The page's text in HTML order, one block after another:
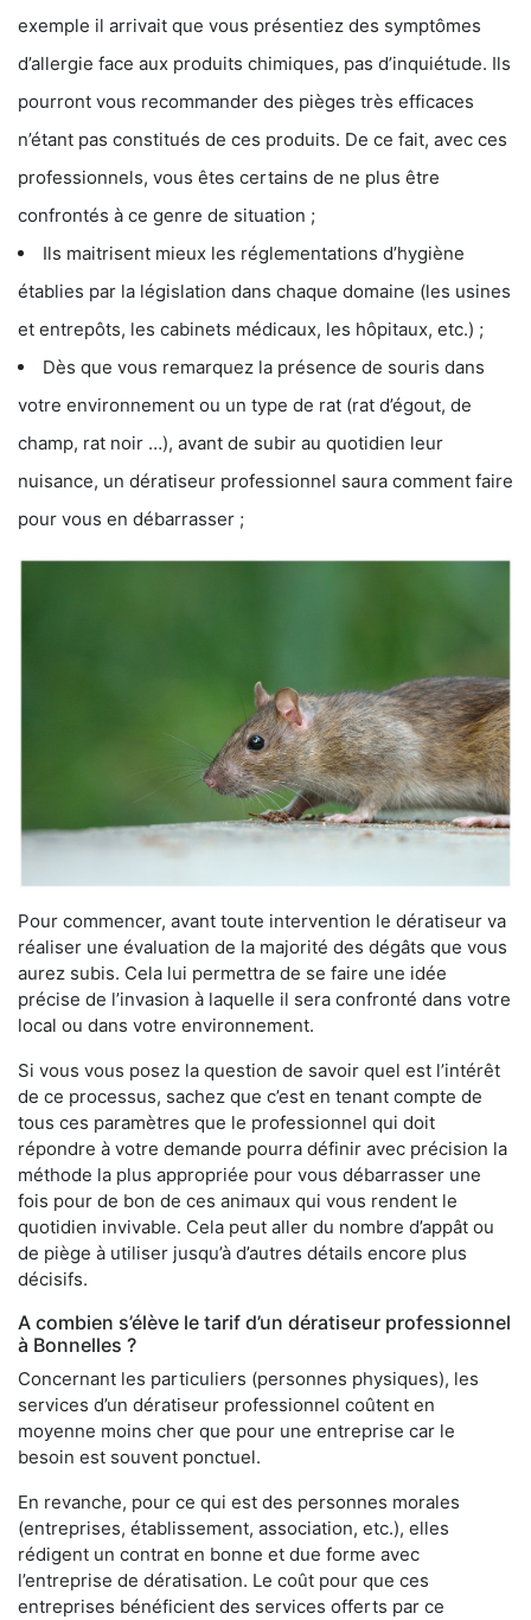
exemple il arrivait que vous présentiez des symptômes
d’allergie face aux produits chimiques, pas d’inquiétude. Ils
pourront vous recommander des pièges très efficaces
n’étant pas constitués de ces produits. De ce fait, avec ces
professionnels, vous êtes certains de ne plus être
confrontés à ce genre de situation ;
Ils maitrisent mieux les réglementations d’hygiène
établies par la législation dans chaque domaine (les usines
et entrepôts, les cabinets médicaux, les hôpitaux, etc.) ;
Dès que vous remarquez la présence de souris dans
votre environnement ou un type de rat (rat d’égout, de
champ, rat noir …), avant de subir au quotidien leur
nuisance, un dératiseur professionnel saura comment faire
pour vous en débarrasser ;
Pour commencer, avant toute intervention le dératiseur va
réaliser une évaluation de la majorité des dégâts que vous
aurez subis. Cela lui permettra de se faire une idée
précise de l’invasion à laquelle il sera confronté dans votre
local ou dans votre environnement.
Si vous vous posez la question de savoir quel est l’intérêt
de ce processus, sachez que c’est en tenant compte de
tous ces paramètres que le professionnel qui doit
répondre à votre demande pourra définir avec précision la
méthode la plus appropriée pour vous débarrasser une
fois pour de bon de ces animaux qui vous rendent le
quotidien invivable. Cela peut aller du nombre d’appât ou
de piège à utiliser jusqu’à d’autres détails encore plus
décisifs.
A combien s’élève le tarif d’un dératiseur professionnel
à Bonnelles ?
Concernant les particuliers (personnes physiques), les
services d’un dératiseur professionnel coûtent en
moyenne moins cher que pour une entreprise car le
besoin est souvent ponctuel.
En revanche, pour ce qui est des personnes morales
(entreprises, établissement, association, etc.), elles
rédigent un contrat en bonne et due forme avec
l’entreprise de dératisation. Le coût pour que ces
entreprises bénéficient des services offerts par ce